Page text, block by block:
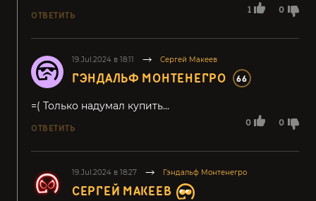
1 0
ОТВЕТИТЬ
19.Jul.2024 в 18:11 Сергей Макеев
ГЭНДАЛЬФ МОНТЕНЕГРО 66
0 0
=( Только надумал купить...
ОТВЕТИТЬ
19.Jul.2024 в 18:27 Гэндальф Монтенегро
СЕРГЕЙ МАКЕЕВ